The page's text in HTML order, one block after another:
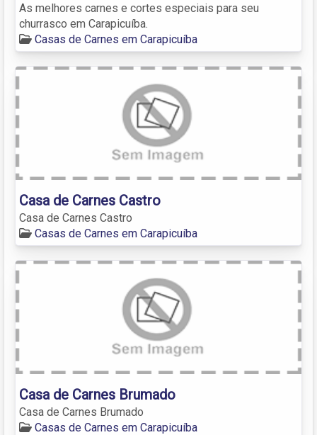
As melhores carnes e cortes especiais para seu
churrasco em Carapicuíba.
Casas de Carnes em Carapicuíba
Casa de Carnes Castro
Casa de Carnes Castro
Casas de Carnes em Carapicuíba
Casa de Carnes Brumado
Casa de Carnes Brumado
Casas de Carnes em Carapicuíba